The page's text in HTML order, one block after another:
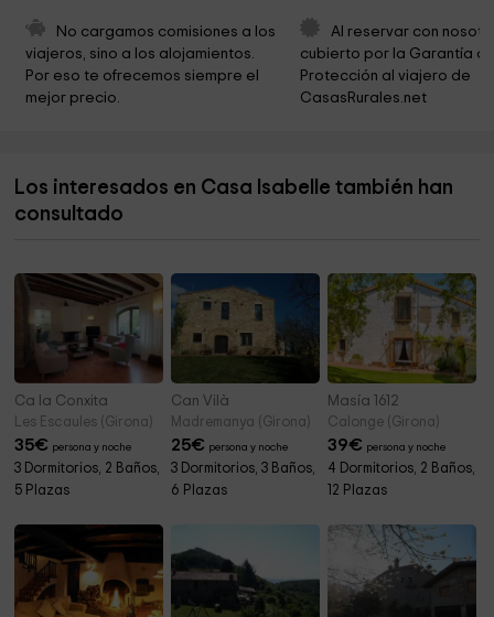
Capella De Sant Mateu
Iglesia de Sant Maurici
No cargamos comisiones a los
viajeros, sino a los alojamientos.
Por eso te ofrecemos siempre el
mejor precio.
Al reservar con
cubierto por la Garantía
Protección al viajero de
CasasRurales.net
Los interesados en Casa Isabelle también han
consultado
Ca la Conxita
Les Escaules (Girona)
35€ persona y noche
3 Dormitorios, 2 Baños,
5 Plazas
Can Vilà
Madremanya (Girona)
25€ persona y noche
3 Dormitorios, 3 Baños,
6 Plazas
Masía 1612
Calonge (Girona)
39€ persona y noche
4 Dormitorios, 2 Baños,
12 Plazas